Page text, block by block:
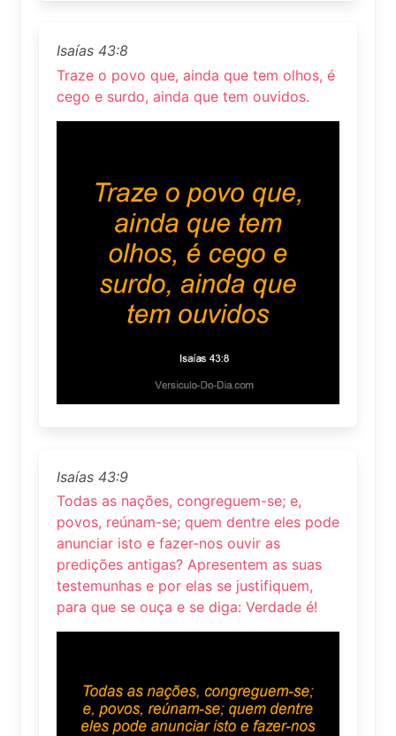
Isaías 43:8
Traze o povo que, ainda que tem olhos, é
cego e surdo, ainda que tem ouvidos.
Isaías 43:9
Todas as nações, congreguem-se; e,
povos, reúnam-se; quem dentre eles pode
anunciar isto e fazer-nos ouvir as
predições antigas? Apresentem as suas
testemunhas e por elas se justifiquem,
para que se ouça e se diga: Verdade é!